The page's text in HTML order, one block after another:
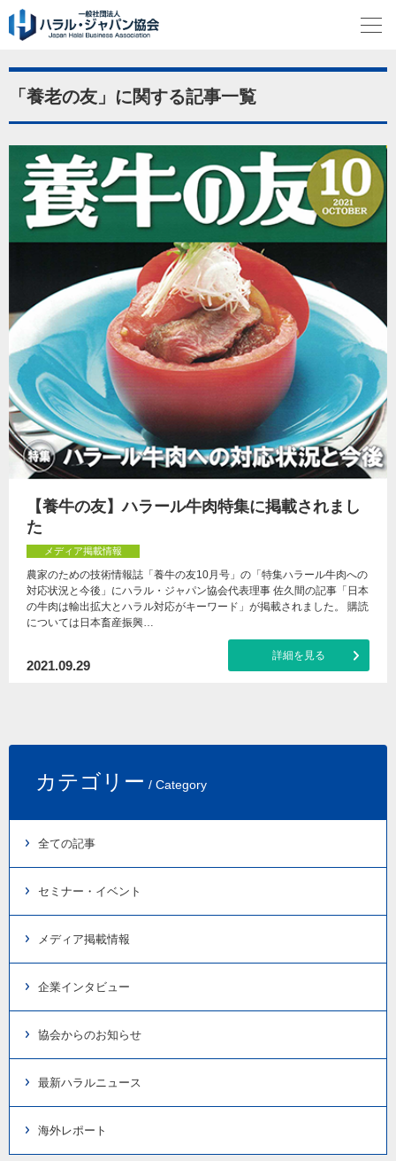
「養老の友」に関する記事一覧
【養牛の友】ハラール牛肉特集に掲載されまし
た
メディア掲載情報
農家のための技術情報誌「養牛の友10月号」の「特集ハラール牛肉への
対応状況と今後」にハラル・ジャパン協会代表理事 佐久間の記事「日本
の牛肉は輸出拡大とハラル対応がキーワード」が掲載されました。 購読
については日本畜産振興…
2021.09.29
詳細を見る
カテゴリー / Category
全ての記事
セミナー・イベント
メディア掲載情報
企業インタビュー
協会からのお知らせ
最新ハラルニュース
海外レポート